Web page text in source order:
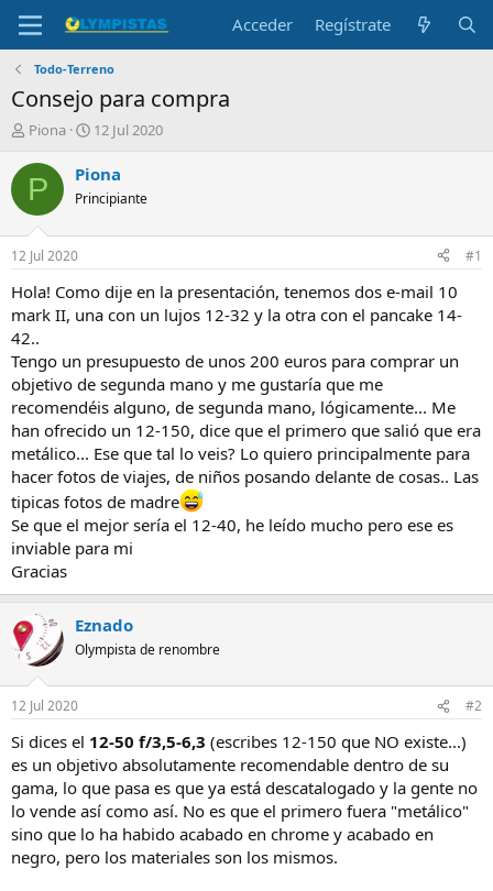
Acceder Regístrate
Todo-Terreno
Consejo para compra
I
i
c
a
d
o
r
e
l
t
e
m
a
Piona
F
c
a
i
n
c
o
12 Jul 2020
P Piona
Principiante
12 Jul 2020 #1
Hola! Como dije en la presentación, tenemos dos e-mail 10
mark II, una con un lujos 12-32 y la otra con el pancake 14-
42..
Tengo un presupuesto de unos 200 euros para comprar un
objetivo de segunda mano y me gustaría que me
recomendéis alguno, de segunda mano, lógicamente... Me
han ofrecido un 12-150, dice que el primero que salió que era
metálico... Ese que tal lo veis? Lo quiero principalmente para
hacer fotos de viajes, de niños posando delante de cosas.. Las
tipicas fotos de madre
Se que el mejor sería el 12-40, he leído mucho pero ese es
inviable para mi
Gracias
Eznado
Olympista de renombre
12 Jul 2020 #2
Si dices el 12-50 f/3,5-6,3 (escribes 12-150 que NO existe...)
es un objetivo absolutamente recomendable dentro de su
gama, lo que pasa es que ya está descatalogado y la gente no
lo vende así como así. No es que el primero fuera "metálico"
sino que lo ha habido acabado en chrome y acabado en
negro, pero los materiales son los mismos.